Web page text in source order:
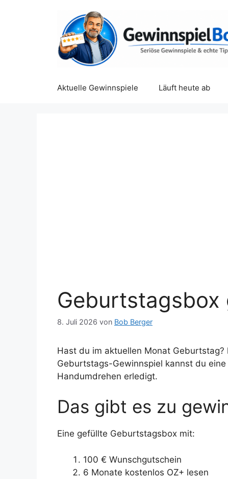
Aktuelle Gewinnspiele Läuft heute ab
Geburtstagsbox
8. Juli 2026 von Bob Berger
Hast du im aktuellen Monat
Geburtstags-Gewinnspiel kannst du
Handumdrehen erledigt.
Das gibt es zu
Eine gefüllte Geburtstagsbox mit:
100 € Wunschgutschein
6 Monate kostenlos OZ+ lesen